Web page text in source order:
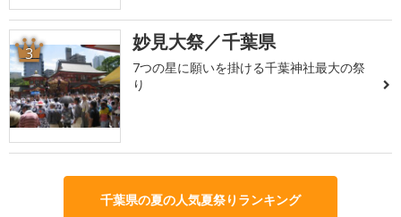
3 妙見大祭／千葉県
7つの星に願いを掛ける千葉神社最大の祭
り
千葉県の夏の人気夏祭りランキング